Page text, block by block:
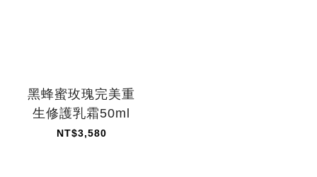
黑蜂蜜玫瑰完美重
生修護乳霜50ml
NT$3,580